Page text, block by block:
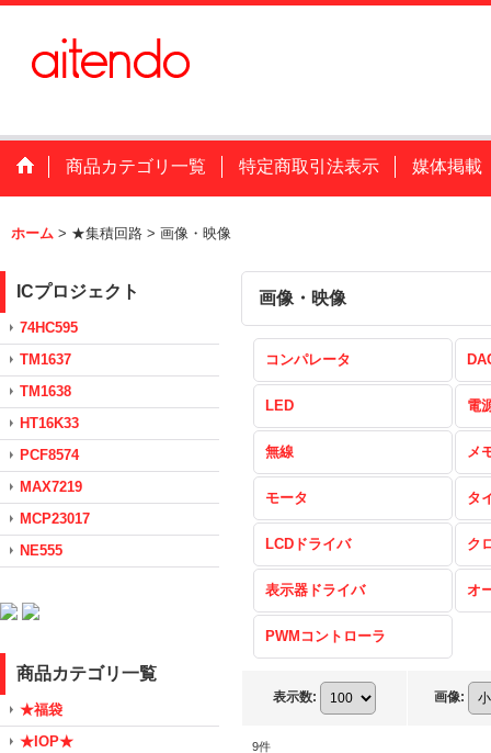
商品カテゴリ一覧 特定商取引法表示 媒体掲載
ホーム > ★集積回路 > 画像・映像
ICプロジェクト
74HC595
TM1637
TM1638
HT16K33
PCF8574
MAX7219
MCP23017
NE555
商品カテゴリ一覧
★福袋
★IOP★
画像・映像
コンパレータ
LED 電
無線 メ
モータ タ
LCDドライバ ク
表示器ドライバ オ
PWMコントローラ
表示数: 画像:
9件